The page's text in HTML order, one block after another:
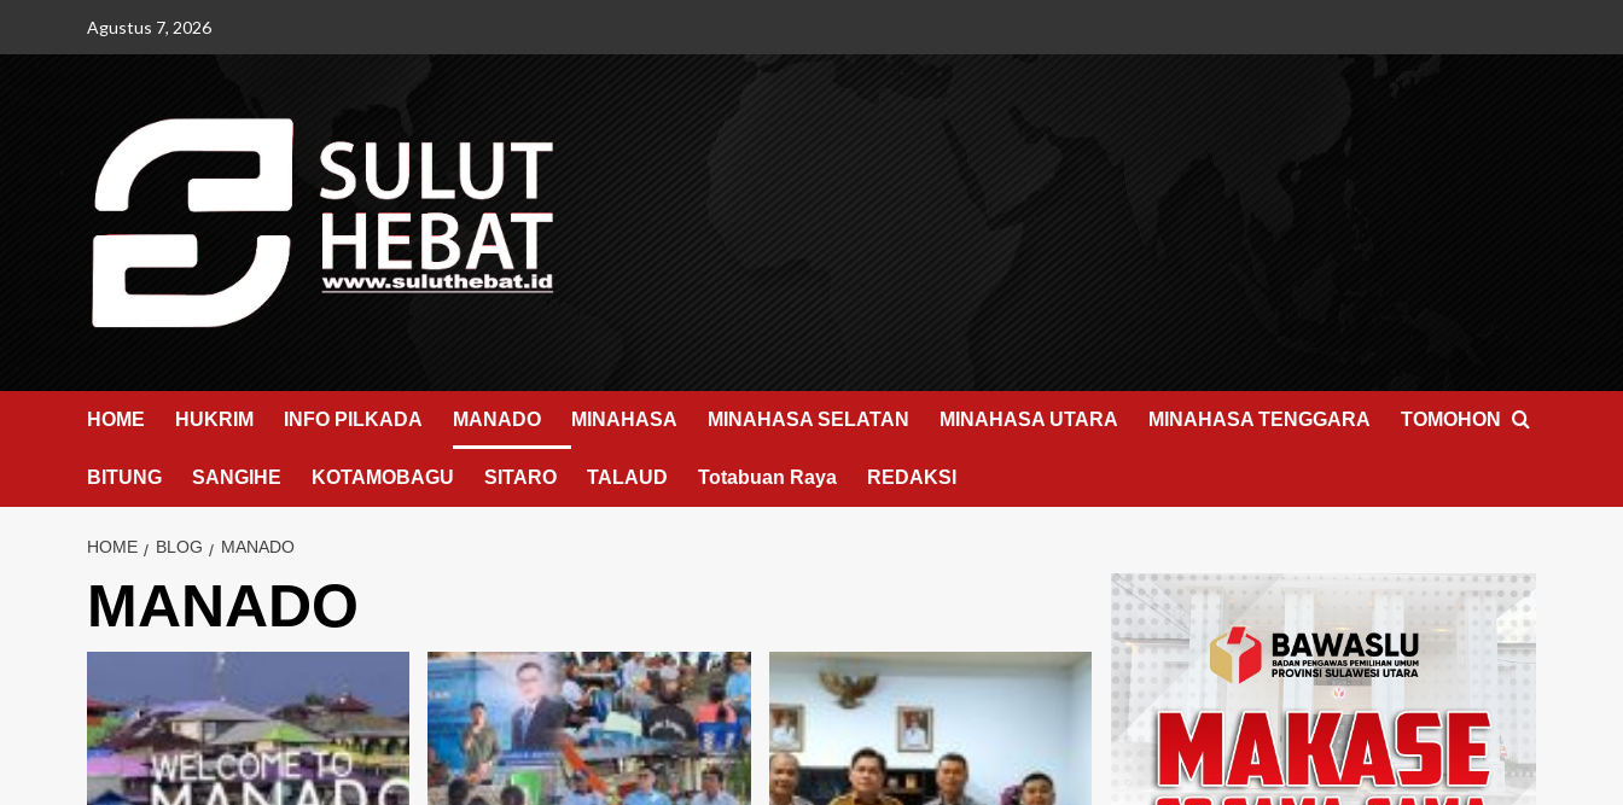
Agustus 7, 2026
HOME HUKRIM INFO PILKADA MANADO MINAHASA MINAHASA SELATAN MINAHASA UTARA MINAHASA TENGGARA TOMOHON
BITUNG SANGIHE KOTAMOBAGU SITARO TALAUD Totabuan Raya REDAKSI
HOME BLOG MANADO
MANADO